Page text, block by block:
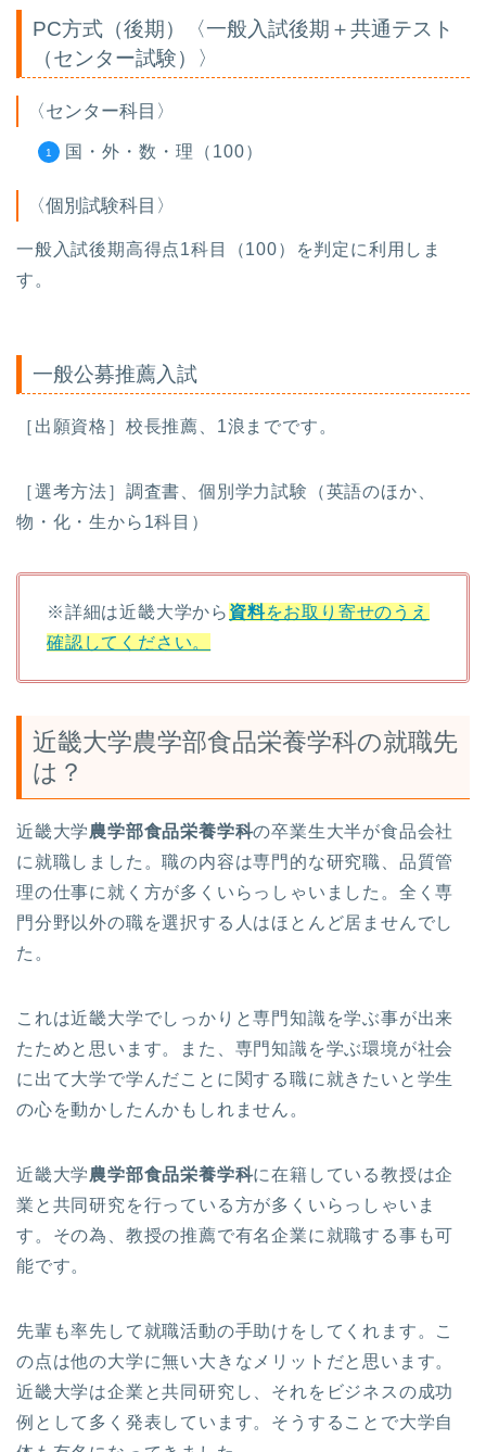
PC方式（後期）〈一般入試後期＋共通テスト
（センター試験）〉
〈センター科目〉
国・外・数・理（100）
〈個別試験科目〉
一般入試後期高得点1科目（100）を判定に利用しま
す。
一般公募推薦入試
［出願資格］校長推薦、1浪までです。
［選考方法］調査書、個別学力試験（英語のほか、
物・化・生から1科目）
※詳細は近畿大学から 資料をお取り寄せのうえ
確認してください。
近畿大学農学部食品栄養学科の就職先
は？
近畿大学農学部食品栄養学科の卒業生大半が食品会社
に就職しました。職の内容は専門的な研究職、品質管
理の仕事に就く方が多くいらっしゃいました。全く専
門分野以外の職を選択する人はほとんど居ませんでし
た。
これは近畿大学でしっかりと専門知識を学ぶ事が出来
たためと思います。また、専門知識を学ぶ環境が社会
に出て大学で学んだことに関する職に就きたいと学生
の心を動かしたんかもしれません。
近畿大学農学部食品栄養学科に在籍している教授は企
業と共同研究を行っている方が多くいらっしゃいま
す。その為、教授の推薦で有名企業に就職する事も可
能です。
先輩も率先して就職活動の手助けをしてくれます。こ
の点は他の大学に無い大きなメリットだと思います。
近畿大学は企業と共同研究し、それをビジネスの成功
例として多く発表しています。そうすることで大学自